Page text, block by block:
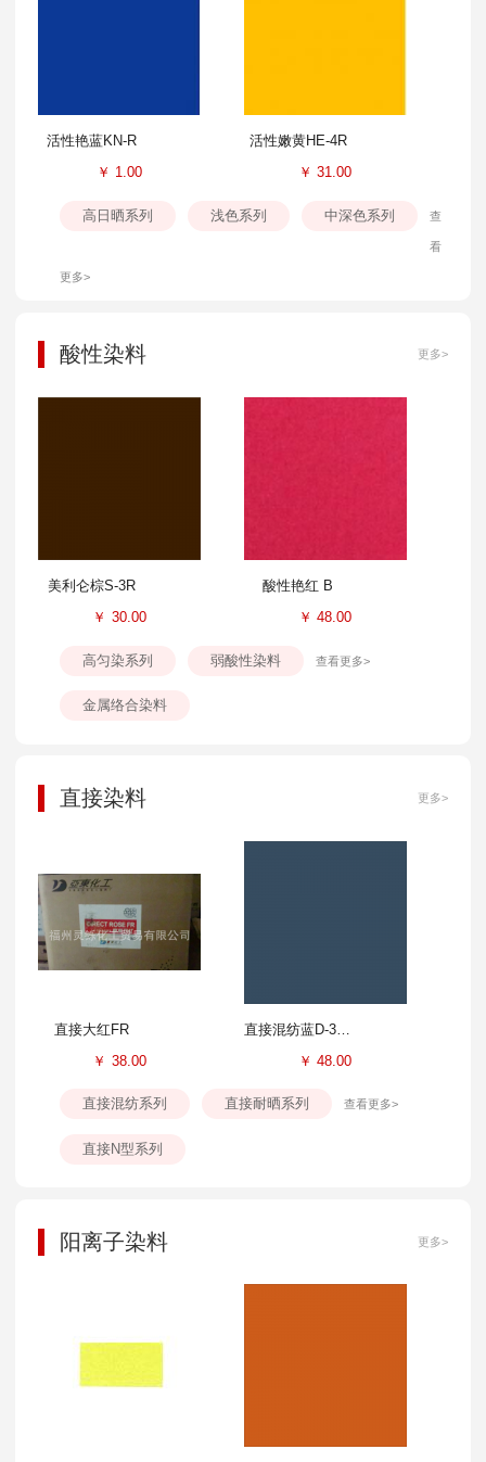
活性艳蓝KN-R
￥ 1.00
活性嫩黄HE-4R
￥ 31.00
高日晒系列 浅色系列 中深色系列 查
看
更多>
酸性染料 更多>
美利仑棕S-3R
￥ 30.00
酸性艳红 B
￥ 48.00
高匀染系列 弱酸性染料
金属络合染料
查看更多>
直接染料 更多>
直接大红FR
￥ 38.00
直接混纺蓝D-3GL
￥ 48.00
直接混纺系列 直接耐晒系列
直接N型系列
查看更多>
阳离子染料 更多>